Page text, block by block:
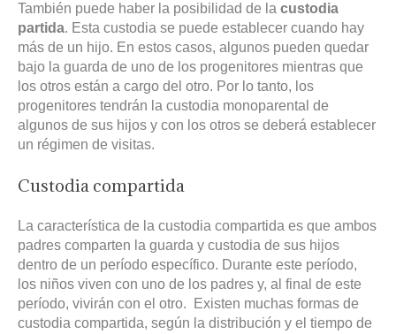
También puede haber la posibilidad de la custodia
partida. Esta custodia se puede establecer cuando hay
más de un hijo. En estos casos, algunos pueden quedar
bajo la guarda de uno de los progenitores mientras que
los otros están a cargo del otro. Por lo tanto, los
progenitores tendrán la custodia monoparental de
algunos de sus hijos y con los otros se deberá establecer
un régimen de visitas.
Custodia compartida
La característica de la custodia compartida es que ambos
padres comparten la guarda y custodia de sus hijos
dentro de un período específico. Durante este período,
los niños viven con uno de los padres y, al final de este
período, vivirán con el otro. Existen muchas formas de
custodia compartida, según la distribución y el tiempo de